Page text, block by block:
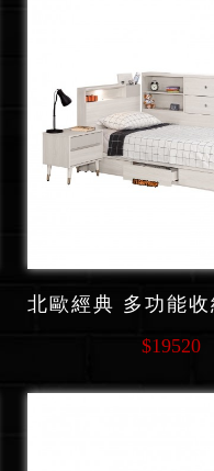
$19520